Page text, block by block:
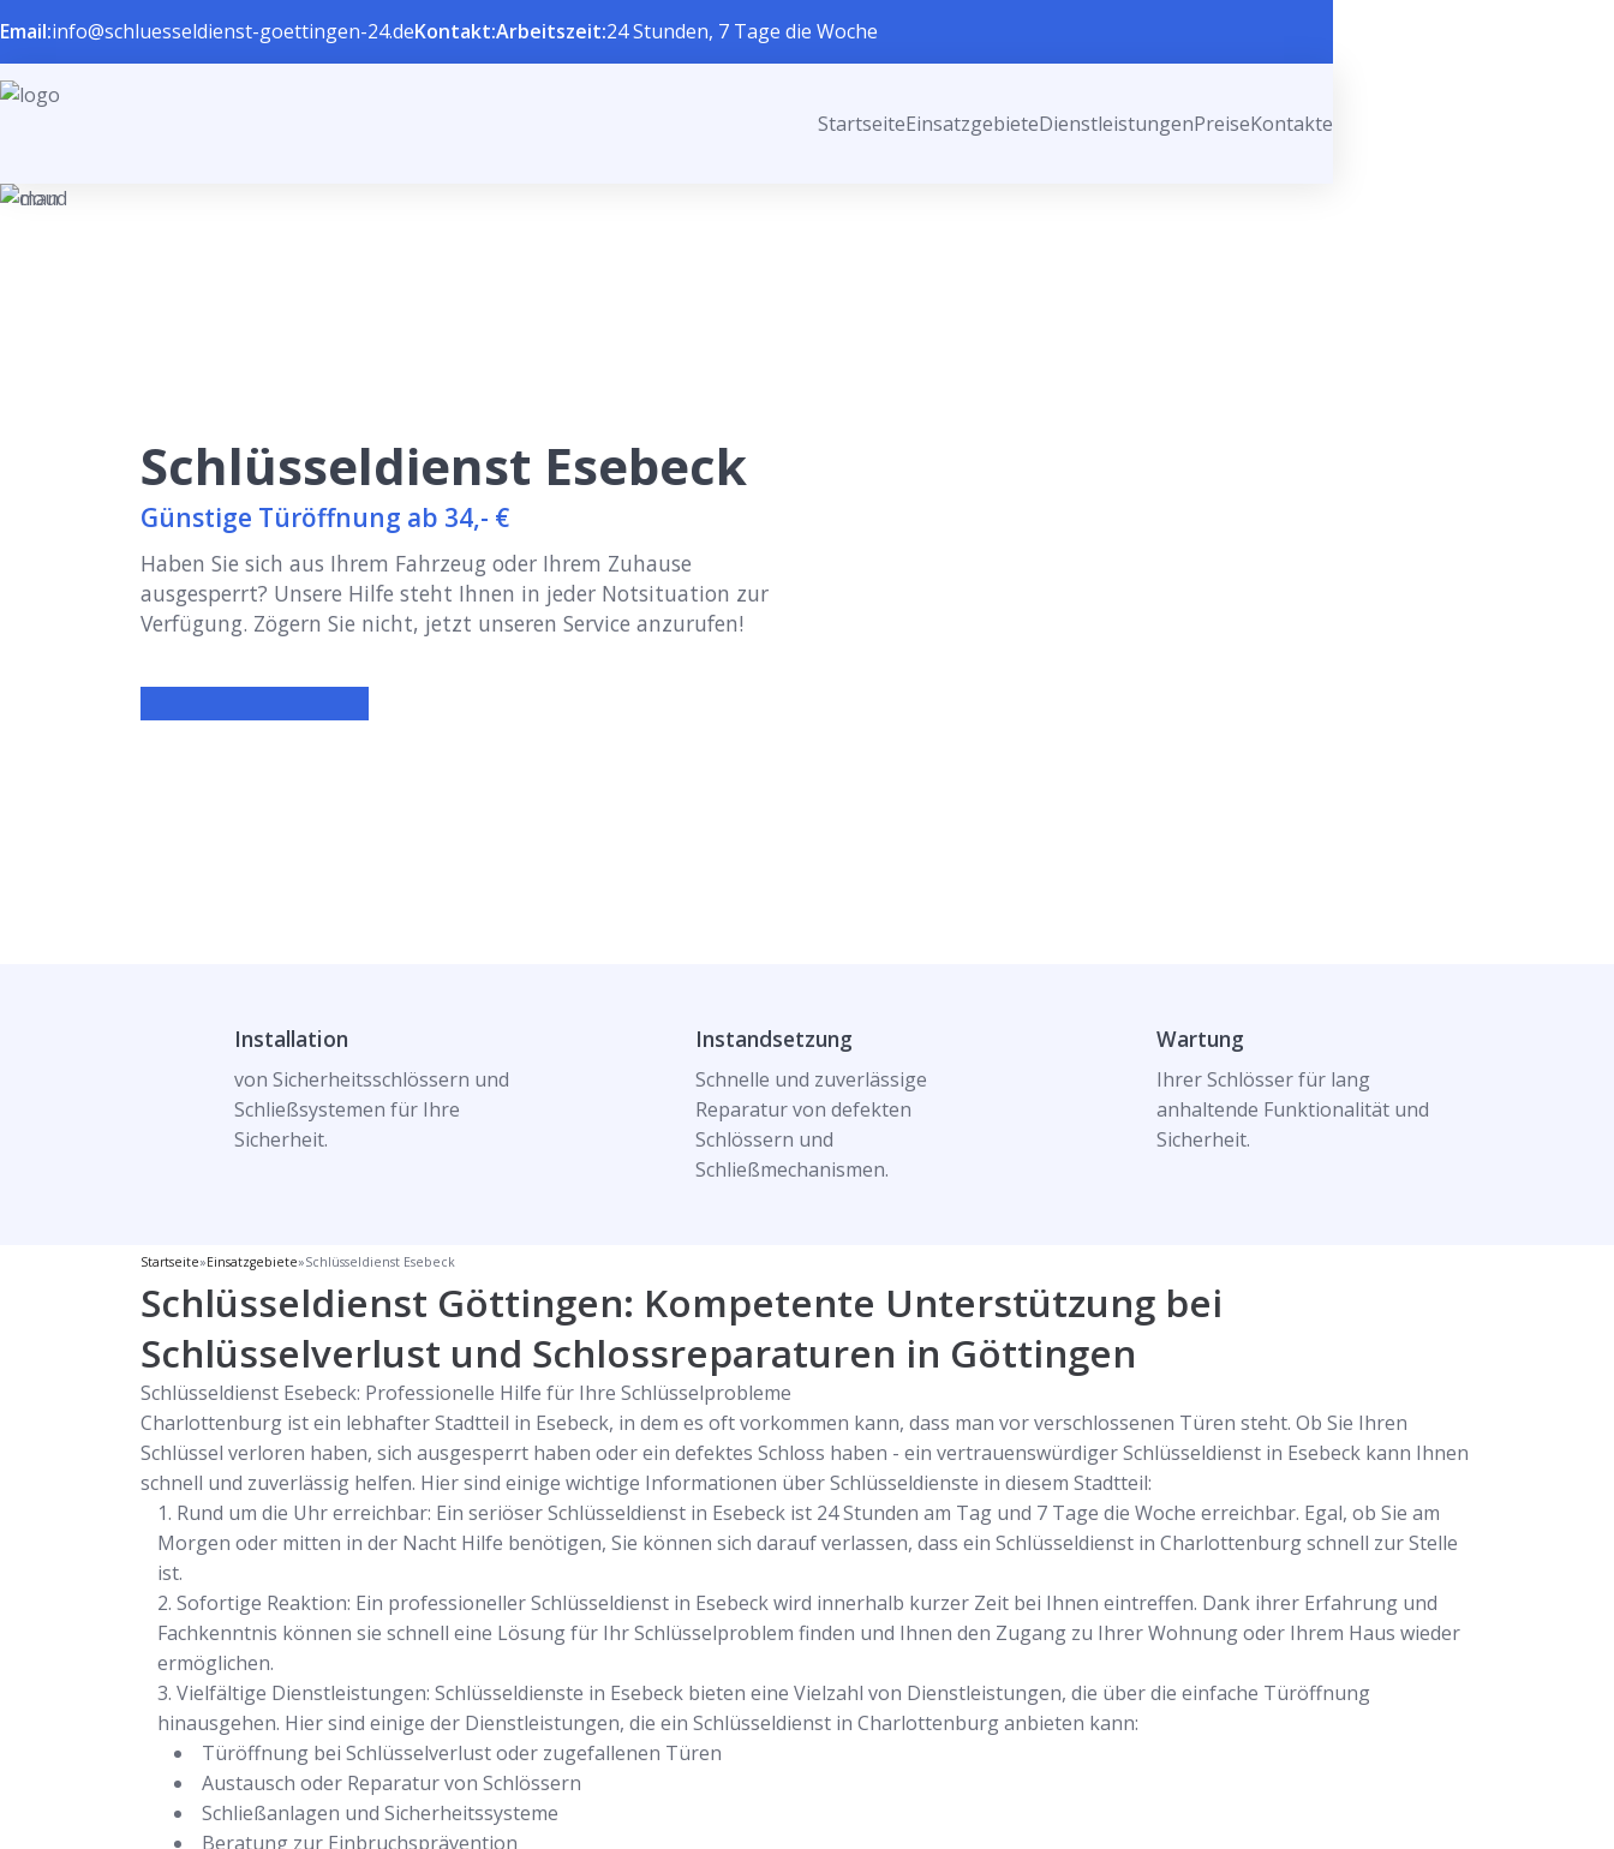
Email:info@schluesseldienst-goettingen-24.deKontakt:Arbeitszeit:24 Stunden, 7 Tage die Woche
StartseiteEinsatzgebieteDienstleistungenPreiseKontakte
Schlüsseldienst Esebeck
Günstige Türöffnung ab 34,- €
Haben Sie sich aus Ihrem Fahrzeug oder Ihrem Zuhause
ausgesperrt? Unsere Hilfe steht Ihnen in jeder Notsituation zur
Verfügung. Zögern Sie nicht, jetzt unseren Service anzurufen!
Installation
von Sicherheitsschlössern und
Schließsystemen für Ihre
Sicherheit.
Instandsetzung
Schnelle und zuverlässige
Reparatur von defekten
Schlössern und
Schließmechanismen.
Wartung
Ihrer Schlösser für lang
anhaltende Funktionalität und
Sicherheit.
Startseite»Einsatzgebiete»Schlüsseldienst Esebeck
Schlüsseldienst Göttingen: Kompetente Unterstützung bei
Schlüsselverlust und Schlossreparaturen in Göttingen
Schlüsseldienst Esebeck: Professionelle Hilfe für Ihre Schlüsselprobleme
Charlottenburg ist ein lebhafter Stadtteil in Esebeck, in dem es oft vorkommen kann, dass man vor verschlossenen Türen steht. Ob Sie Ihren
Schlüssel verloren haben, sich ausgesperrt haben oder ein defektes Schloss haben - ein vertrauenswürdiger Schlüsseldienst in Esebeck kann Ihnen
schnell und zuverlässig helfen. Hier sind einige wichtige Informationen über Schlüsseldienste in diesem Stadtteil:
Rund um die Uhr erreichbar: Ein seriöser Schlüsseldienst in Esebeck ist 24 Stunden am Tag und 7 Tage die Woche erreichbar. Egal, ob Sie am
Morgen oder mitten in der Nacht Hilfe benötigen, Sie können sich darauf verlassen, dass ein Schlüsseldienst in Charlottenburg schnell zur Stelle
ist.
Sofortige Reaktion: Ein professioneller Schlüsseldienst in Esebeck wird innerhalb kurzer Zeit bei Ihnen eintreffen. Dank ihrer Erfahrung und
Fachkenntnis können sie schnell eine Lösung für Ihr Schlüsselproblem finden und Ihnen den Zugang zu Ihrer Wohnung oder Ihrem Haus wieder
ermöglichen.
Vielfältige Dienstleistungen: Schlüsseldienste in Esebeck bieten eine Vielzahl von Dienstleistungen, die über die einfache Türöffnung
hinausgehen. Hier sind einige der Dienstleistungen, die ein Schlüsseldienst in Charlottenburg anbieten kann:
Türöffnung bei Schlüsselverlust oder zugefallenen Türen
Austausch oder Reparatur von Schlössern
Schließanlagen und Sicherheitssysteme
Beratung zur Einbruchsprävention